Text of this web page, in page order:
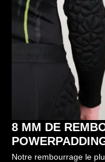
8 MM DE
Notre rembourrage le